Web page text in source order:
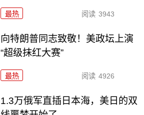
最热 阅读 3943
向特朗普同志致敬！美政坛上演
“超级抹红大赛”
最热 阅读 4926
1.3万俄军直插日本海，美日的双